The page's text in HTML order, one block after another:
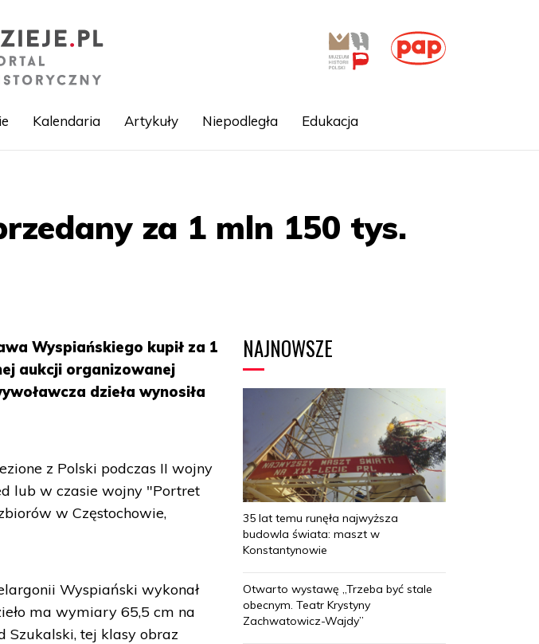
Kalendaria Artykuły Niepodległa Edukacja
za 1 mln 150 tys.
Wyspiańskiego kupił za 1
aukcji organizowanej
dzieła wynosiła
z Polski podczas II wojny
lub w czasie wojny "Portret
w Częstochowie,
Wyspiański wykonał
ma wymiary 65,5 cm na
Szukalski, tej klasy obraz
NAJNOWSZE
35 lat temu runęła najwyższa
budowla świata: maszt w
Konstantynowie
Otwarto wystawę „Trzeba być stale
obecnym. Teatr Krystyny
Zachwatowicz-Wajdy”